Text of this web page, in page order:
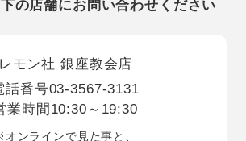
の店舗にお問い合わせください
レモン社 銀座教会店
話番号03-3567-3131
業時間 10:30～19:30
ンラインで見た事と、